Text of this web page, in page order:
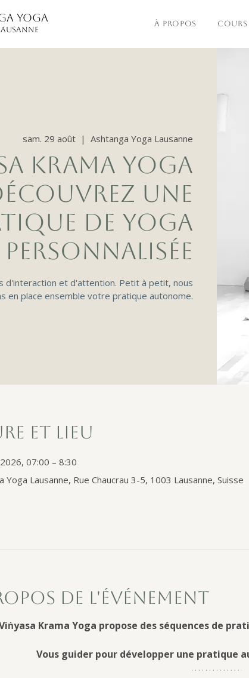
YOGA À PROPOS COURS
sam. 29 août
  |
Ashtanga Yoga Lausanne
KRAMA YOGA
UNE
DE YOGA
PERSONNALISÉE
d'interaction et d'attention. Petit à petit, nous
en place ensemble votre pratique autonome.
et lieu
07:00 – 8:30
Yoga Lausanne, Rue Chaucrau 3-5, 1003 Lausanne, Suisse
de l'événement
Krama Yoga propose des séquences de
Vous guider pour développer une pratique